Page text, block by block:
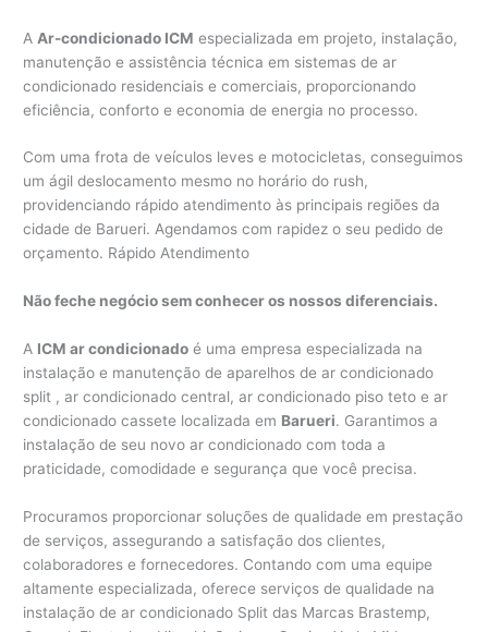
A Ar-condicionado ICM especializada em projeto, instalação,
manutenção e assistência técnica em sistemas de ar
condicionado residenciais e comerciais, proporcionando
eficiência, conforto e economia de energia no processo.
Com uma frota de veículos leves e motocicletas, conseguimos
um ágil deslocamento mesmo no horário do rush,
providenciando rápido atendimento às principais regiões da
cidade de Barueri. Agendamos com rapidez o seu pedido de
orçamento. Rápido Atendimento
Não feche negócio sem conhecer os nossos diferenciais.
A ICM ar condicionado é uma empresa especializada na
instalação e manutenção de aparelhos de ar condicionado
split , ar condicionado central, ar condicionado piso teto e ar
condicionado cassete localizada em Barueri. Garantimos a
instalação de seu novo ar condicionado com toda a
praticidade, comodidade e segurança que você precisa.
Procuramos proporcionar soluções de qualidade em prestação
de serviços, assegurando a satisfação dos clientes,
colaboradores e fornecedores. Contando com uma equipe
altamente especializada, oferece serviços de qualidade na
instalação de ar condicionado Split das Marcas Brastemp,